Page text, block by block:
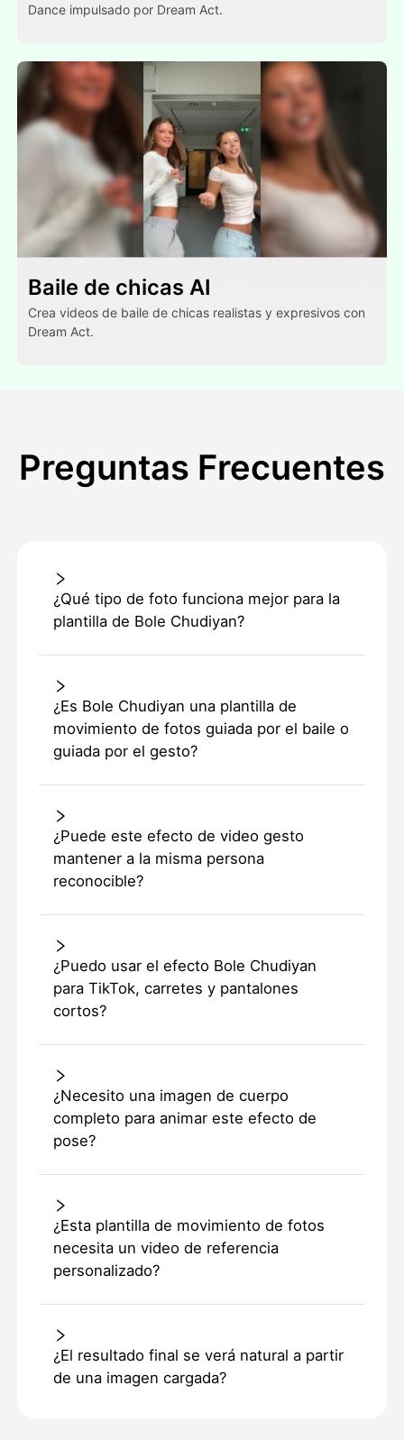
Dance impulsado por Dream Act.
Baile de chicas AI
Crea videos de baile de chicas realistas y expresivos con
Dream Act.
Preguntas Frecuentes
¿Qué tipo de foto funciona mejor para la
plantilla de Bole Chudiyan?
¿Es Bole Chudiyan una plantilla de
movimiento de fotos guiada por el baile o
guiada por el gesto?
¿Puede este efecto de video gesto
mantener a la misma persona
reconocible?
¿Puedo usar el efecto Bole Chudiyan
para TikTok, carretes y pantalones
cortos?
¿Necesito una imagen de cuerpo
completo para animar este efecto de
pose?
¿Esta plantilla de movimiento de fotos
necesita un video de referencia
personalizado?
¿El resultado final se verá natural a partir
de una imagen cargada?